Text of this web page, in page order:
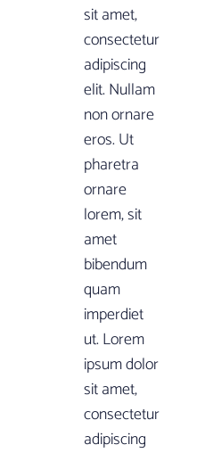
sit amet,
consectetur
adipiscing
elit. Nullam
non ornare
eros. Ut
pharetra
ornare
lorem, sit
amet
bibendum
quam
imperdiet
ut. Lorem
ipsum dolor
sit amet,
consectetur
adipiscing